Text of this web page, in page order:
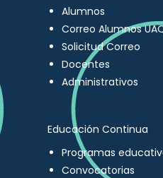
Alumnos
Correo Alumnos
Solicitud Correo
Docentes
Administrativos
Educación Continua
Programas
Convocatorias